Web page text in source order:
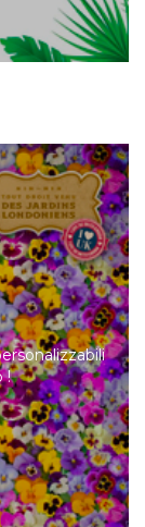
!